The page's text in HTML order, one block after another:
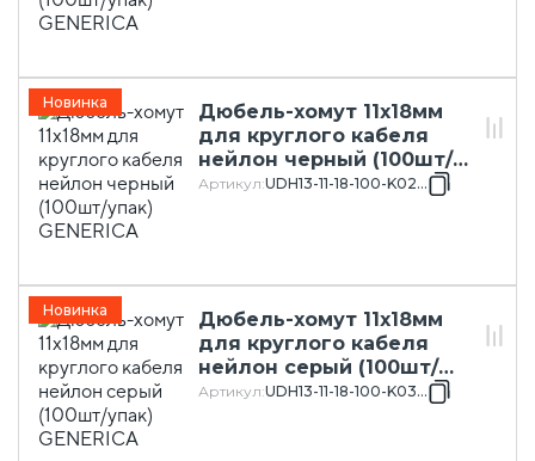
Дюбель-хомут 11х18мм
для круглого кабеля
нейлон черный (100шт/
упак) GENERICA
Артикул:UDH13-11-18-100-K02-G
Новинка
Дюбель-хомут 11х18мм
для круглого кабеля
нейлон серый (100шт/
упак) GENERICA
Артикул:UDH13-11-18-100-K03-G
Новинка